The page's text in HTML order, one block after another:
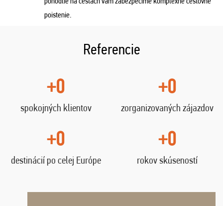
poistenie.
Referencie
+0
spokojných klientov
+0
zorganizovaných zájazdov
+0
destinácií po celej Európe
+0
rokov skúseností